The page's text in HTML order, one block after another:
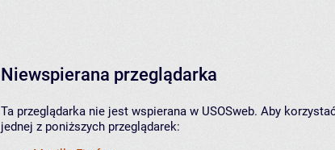
Niewspierana przeglądarka
Ta przeglądarka nie jest wspierana w USOSweb. Aby
jednej z poniższych przeglądarek: